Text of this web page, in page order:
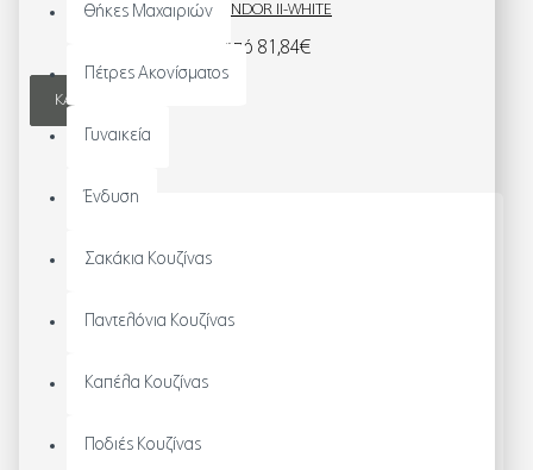
Θήκες Μαχαιριών
Πέτρες Ακονίσματος
Γυναικεία
Ένδυση
Σακάκια Κουζίνας
Παντελόνια Κουζίνας
Καπέλα Κουζίνας
Ποδιές Κουζίνας
CONDOR ΙΙ-WHITE
Από 81,84€
ΚΑΛΆΘΙ